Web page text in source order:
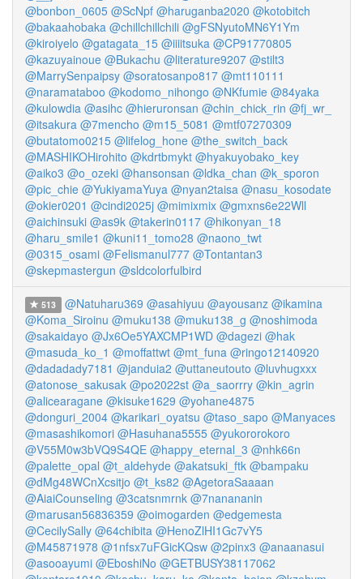
@bonbon_0605 @ScNpf @haruganba2020 @kotobitch
@bakaahobaka @chillchillchili @gFSNyutoMN6Y1Ym
@kiroiyelo @gatagata_15 @iiiitsuka @CP91770805
@kazuyainoue @Bukachu @literature9207 @stilt3
@MarrySenpaipsy @soratosanpo817 @mt110111
@naramataboo @kodomo_nihongo @NKfumie @84yaka
@kulowdia @asihc @hieruronsan @chin_chick_rin @fj_wr_
@itsakura @7mencho @m15_5081 @mtf07270309
@butatomo0215 @lifelog_hone @the_switch_back
@MASHIKOHirohito @kdrtbmykt @hyakuyobako_key
@aiko3 @o_ozeki @hansonsan @ldka_chan @k_sporon
@pic_chie @YukiyamaYuya @nyan2taisa @nasu_kosodate
@okier0201 @cindi2025j @mimixmix @gmxns6e22Wll
@aichinsuki @as9k @takerin0117 @hikonyan_18
@haru_smile1 @kuni11_tomo28 @naono_twt
@0315_osami @Felismanul777 @Tontantan3
@skepmastergun @sldcolorfulbird
513 @Natuharu369 @asahiyuu @ayousanz @ikamina
@Koma_Siroinu @muku138 @muku138_g @noshimoda
@sakaidayo @Jx6Oe5YAXCMP1WD @dagezi @hak
@masuda_ko_1 @moffattwt @mt_funa @ringo12140920
@dadadady7181 @janduia2 @uttaneutouto @luvhugxxx
@atonose_sakusak @po2022st @a_saorrry @kin_agrin
@alicearagane @kisuke1629 @yohane4875
@donguri_2004 @karikari_oyatsu @taso_sapo @Manyaces
@masashikomori @Hasuhana5555 @yukororokoro
@V55M0w3bVQ9S4QE @happy_eternal_3 @nhk66n
@palette_opal @t_aldehyde @akatsuki_ftk @bampaku
@dMg48WCnXcsitjo @t_ks82 @AgetoraSaaaan
@AiaiCounseling @3catsnmrnk @7nanananin
@marusan56836359 @oimogarden @edgemesta
@CecilySally @64chibita @HenoZlHI1Gc7vY5
@M45871978 @1nfsx7uFGicKQsw @2pinx3 @anaanasui
@asooayumi @EboshiNo @GETBUSY38117062